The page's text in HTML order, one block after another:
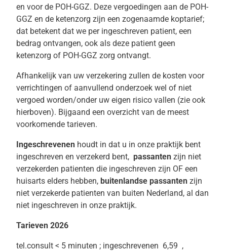
en voor de POH-GGZ. Deze vergoedingen aan de POH-
GGZ en de ketenzorg zijn een zogenaamde koptarief;
dat betekent dat we per ingeschreven patient, een
bedrag ontvangen, ook als deze patient geen
ketenzorg of POH-GGZ zorg ontvangt.
Afhankelijk van uw verzekering zullen de kosten voor
verrichtingen of aanvullend onderzoek wel of niet
vergoed worden/onder uw eigen risico vallen (zie ook
hierboven). Bijgaand een overzicht van de meest
voorkomende tarieven.
Ingeschrevenen houdt in dat u in onze praktijk bent
ingeschreven en verzekerd bent, passanten zijn niet
verzekerden patienten die ingeschreven zijn OF een
huisarts elders hebben, buitenlandse passanten zijn
niet verzekerde patienten van buiten Nederland, al dan
niet ingeschreven in onze praktijk.
Tarieven 2026
tel.consult < 5 minuten ; ingeschrevenen 6,59 ,